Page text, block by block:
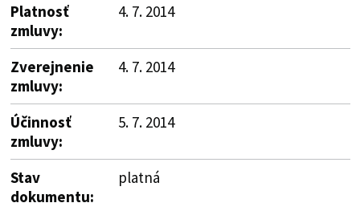
Platnosť
zmluvy:
4. 7. 2014
Zverejnenie
zmluvy:
4. 7. 2014
Účinnosť
zmluvy:
5. 7. 2014
Stav
dokumentu:
platná